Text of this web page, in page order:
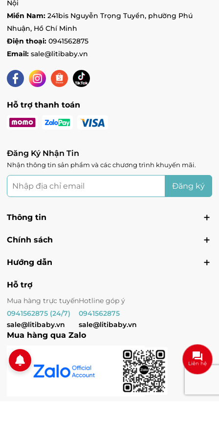
Kiêu Kỵ, Hà Nội
Tình trạng:Còn hàng
Skylake - Vincom Plaza Skylake Phạm Hùng,
Phường Mỹ Đình 1, Hà Nội
Tình trạng:Hết hàng
Vin Vinh - Vincom Plaza Vinh, đường Quang
Trung, Phường Quang Trung, Nghệ An
Tình trạng: Hết hàng
Vin Lạng Sơn - 2 Trần Hưng Đạo, Phường Chi
Tình trạng: Hết hàng
Nội
Miền Nam: 241bis Nguyễn Trọng Tuyển, phường Phú
Nhuận, Hồ Chí Minh
Điện thoại: 0941562875
Email: sale@litibaby.vn
Hỗ trợ thanh toán
Đăng Ký Nhận Tin
Nhận thông tin sản phẩm và các chương trình khuyến mãi.
Đăng ký
Thông tin
Chính sách
Hướng dẫn
Hỗ trợ
Mua hàng trực tuyến
0941562875 (24/7)
sale@litibaby.vn
Hotline góp ý
0941562875
sale@litibaby.vn
Mua hàng qua Zalo
Liên hệ